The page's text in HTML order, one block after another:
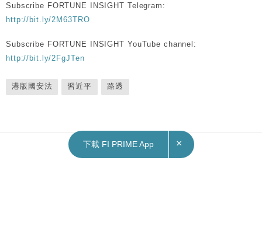
Subscribe FORTUNE INSIGHT Telegram:
http://bit.ly/2M63TRO
Subscribe FORTUNE INSIGHT YouTube channel:
http://bit.ly/2FgJTen
港版國安法 習近平 路透
下載 FI PRIME App ×